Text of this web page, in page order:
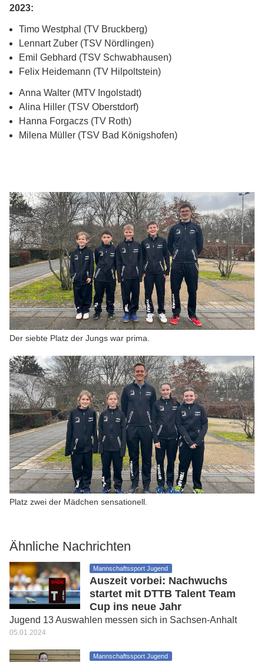
2023:
Timo Westphal (TV Bruckberg)
Lennart Zuber (TSV Nördlingen)
Emil Gebhard (TSV Schwabhausen)
Felix Heidemann (TV Hilpoltstein)
Anna Walter (MTV Ingolstadt)
Alina Hiller (TSV Oberstdorf)
Hanna Forgaczs (TV Roth)
Milena Müller (TSV Bad Königshofen)
Der siebte Platz der Jungs war prima.
Platz zwei der Mädchen sensationell.
Ähnliche Nachrichten
Mannschaftssport Jugend
Auszeit vorbei: Nachwuchs
startet mit DTTB Talent Team
Cup ins neue Jahr
Jugend 13 Auswahlen messen sich in Sachsen-Anhalt
05.01.2024
Mannschaftssport Jugend